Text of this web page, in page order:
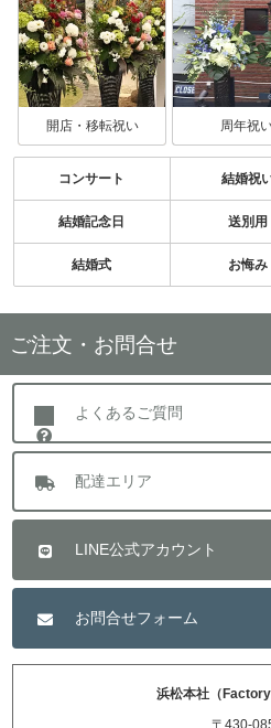
開店・移転祝い 周年祝
コンサート 結婚祝
結婚記念日 送別用
結婚式 お悔み
ご注文・お問合せ
よくあるご質問
配達エリア
LINE公式アカウント
お問合せフォーム
浜松本社（
〒430-